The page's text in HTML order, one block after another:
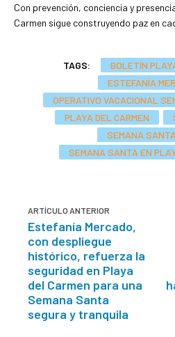
Con prevención, conciencia y
Carmen sigue construyendo paz en
TAGS:
BOLETÍN
ESTEFANÍA
OPERATIVO VACACIONAL
PLAYA DEL CARMEN
SEMANA
SEMANA SANTA EN
ARTÍCULO ANTERIOR
Estefanía Mercado,
con despliegue
histórico, refuerza la
seguridad en Playa
del Carmen para una
Semana Santa
segura y tranquila